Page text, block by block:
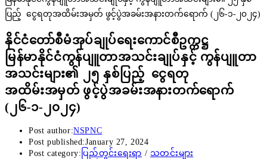
နိုင်ငံတော်စီမံအုပ်ချုပ်ရေးကောင်စီဥက္ကဋ္ဌ
မြန်မာနိုင်ငံကွန်ပျူတာအသင်းချုပ်နှင့် ကွန်ပျူတာ
အသင်းများ၏ ၂၅ နှစ်ပြည့် ငွေရတု
အထိမ်းအမှတ် ဖွင့်ပွဲအခမ်းအနားတက်ရောက်
(၂၆-၁-၂၀၂၄)
Post author:NSPNC
Post published:January 27, 2024
Post category: ပြည်တွင်းရေးရာ / သတင်းများ